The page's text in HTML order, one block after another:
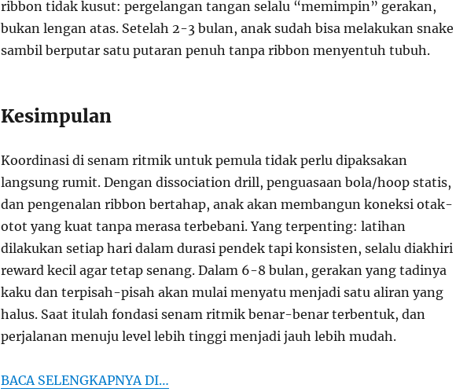
ribbon tidak kusut: pergelangan tangan selalu “memimpin” gerakan,
bukan lengan atas. Setelah 2-3 bulan, anak sudah bisa melakukan snake
sambil berputar satu putaran penuh tanpa ribbon menyentuh tubuh.
Kesimpulan
Koordinasi di senam ritmik untuk pemula tidak perlu dipaksakan
langsung rumit. Dengan dissociation drill, penguasaan bola/hoop statis,
dan pengenalan ribbon bertahap, anak akan membangun koneksi otak-
otot yang kuat tanpa merasa terbebani. Yang terpenting: latihan
dilakukan setiap hari dalam durasi pendek tapi konsisten, selalu diakhiri
reward kecil agar tetap senang. Dalam 6-8 bulan, gerakan yang tadinya
kaku dan terpisah-pisah akan mulai menyatu menjadi satu aliran yang
halus. Saat itulah fondasi senam ritmik benar-benar terbentuk, dan
perjalanan menuju level lebih tinggi menjadi jauh lebih mudah.
BACA SELENGKAPNYA DI…